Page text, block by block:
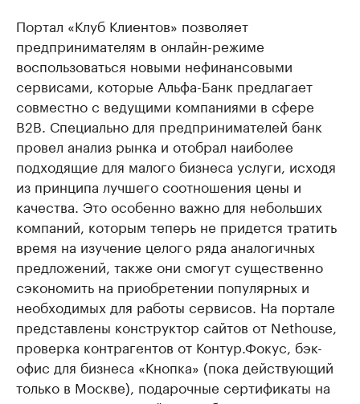
Портал «Клуб Клиентов» позволяет
предпринимателям в онлайн-режиме
воспользоваться новыми нефинансовыми
сервисами, которые Альфа-Банк предлагает
совместно с ведущими компаниями в сфере
B2B. Специально для предпринимателей банк
провел анализ рынка и отобрал наиболее
подходящие для малого бизнеса услуги, исходя
из принципа лучшего соотношения цены и
качества. Это особенно важно для небольших
компаний, которым теперь не придется тратить
время на изучение целого ряда аналогичных
предложений, также они смогут существенно
сэкономить на приобретении популярных и
необходимых для работы сервисов. На портале
представлены конструктор сайтов от Nethouse,
проверка контрагентов от Контур.Фокус, бэк-
офис для бизнеса «Кнопка» (пока действующий
только в Москве), подарочные сертификаты на